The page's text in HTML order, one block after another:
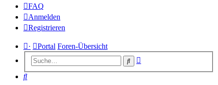
FAQ
Anmelden
Registrieren
· Portal Foren-Übersicht
Suche
Suche